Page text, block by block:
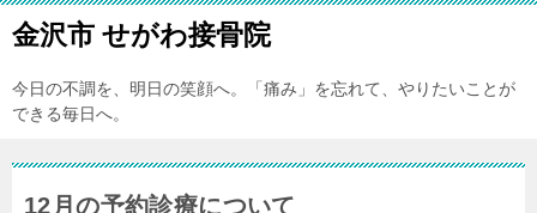
金沢市 せがわ接骨院
今日の不調を、明日の笑顔へ。「痛み」を忘れて、やりたいことが
できる毎日へ。
12月の予約診療について